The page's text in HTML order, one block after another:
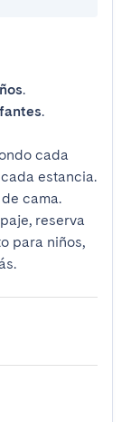
.
.
cada
estancia.
cama.
reserva
para niños,